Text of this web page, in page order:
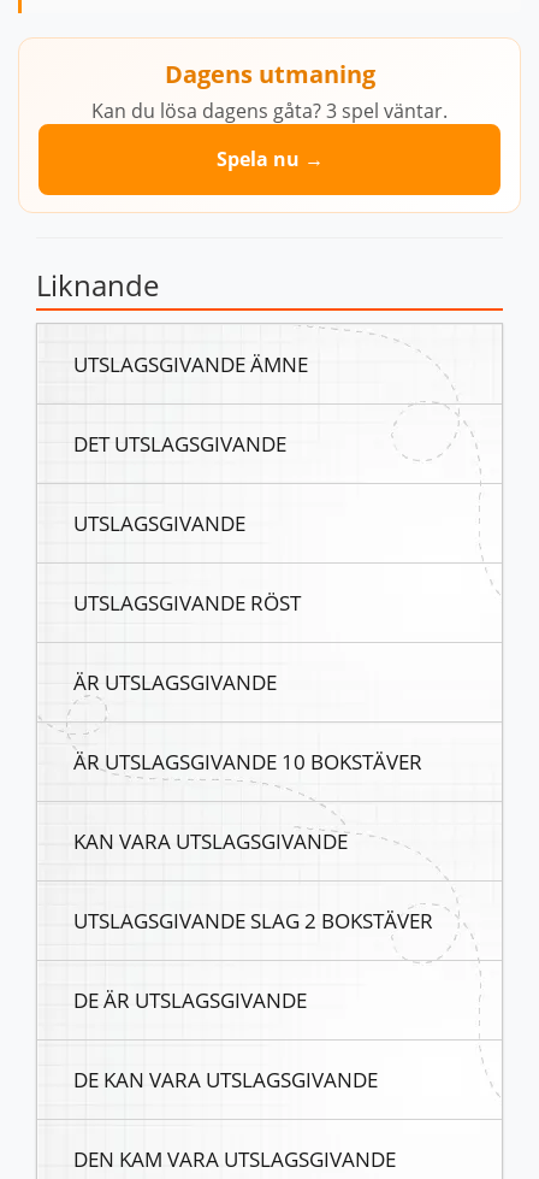
Dagens utmaning
Kan du lösa dagens gåta? 3 spel väntar.
Spela nu →
Liknande
UTSLAGSGIVANDE ÄMNE
DET UTSLAGSGIVANDE
UTSLAGSGIVANDE
UTSLAGSGIVANDE RÖST
ÄR UTSLAGSGIVANDE
ÄR UTSLAGSGIVANDE 10 BOKSTÄVER
KAN VARA UTSLAGSGIVANDE
UTSLAGSGIVANDE SLAG 2 BOKSTÄVER
DE ÄR UTSLAGSGIVANDE
DE KAN VARA UTSLAGSGIVANDE
DEN KAM VARA UTSLAGSGIVANDE